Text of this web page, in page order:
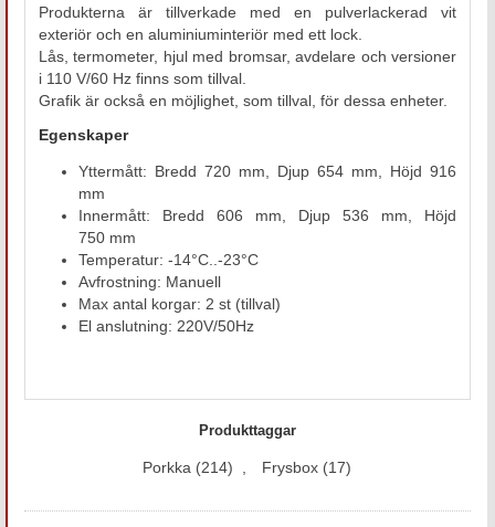
Produkterna är tillverkade med en pulverlackerad vit
exteriör och en aluminiuminteriör med ett lock.
Lås, termometer, hjul med bromsar, avdelare och versioner
i 110 V/60 Hz finns som tillval.
Grafik är också en möjlighet, som tillval, för dessa enheter.
Egenskaper
Yttermått: Bredd 720 mm, Djup 654 mm, Höjd 916
mm
Innermått: Bredd 606 mm, Djup 536 mm, Höjd
750 mm
Temperatur: -14°C..-23°C
Avfrostning: Manuell
Max antal korgar: 2 st (tillval)
El anslutning: 220V/50Hz
Produkttaggar
Porkka (214) Frysbox (17)